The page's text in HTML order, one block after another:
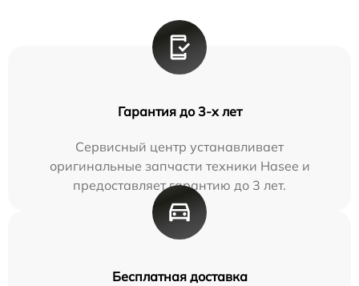
Гарантия до 3-х лет
Сервисный центр устанавливает
оригинальные запчасти техники Hasee и
предоставляет гарантию до 3 лет.
Бесплатная доставка